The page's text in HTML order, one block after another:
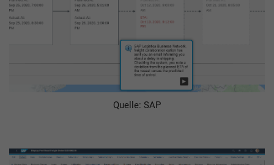
Quelle: SAP